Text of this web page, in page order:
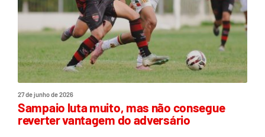
27 de junho de 2026
Sampaio luta muito, mas não consegue
reverter vantagem do adversário